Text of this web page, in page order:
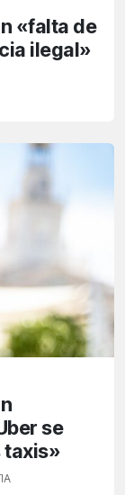
«falta de
ilegal»
se
taxis»